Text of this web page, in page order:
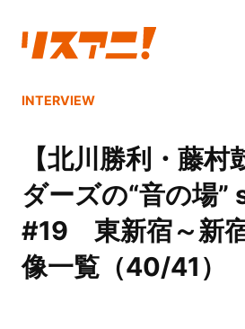
INTERVIEW
【北川勝利・藤村
ダーズの“音の場”
#19 東新宿～新
像一覧（40/41）